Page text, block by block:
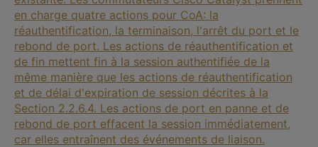
en charge quatre actions pour CoA: la
réauthentification, la terminaison, l'arrêt du port et le
rebond de port. Les actions de réauthentification et
de fin mettent fin à la session authentifiée de la
même manière que les actions de réauthentification
et de délai d'expiration de session décrites à la
Section 2.2.6.4. Les actions de port en panne et de
rebond de port effacent la session immédiatement,
car elles entraînent des événements de liaison.